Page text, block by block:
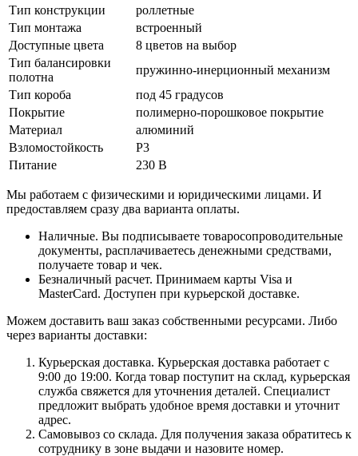
Тип конструкции
роллетные
Тип монтажа
встроенный
Доступные цвета
8 цветов на выбор
Тип балансировки
полотна
пружинно-инерционный механизм
Тип короба
под 45 градусов
Покрытие
полимерно-порошковое покрытие
Материал
алюминий
Взломостойкость
P3
Питание
230 В
Мы работаем с физическими и юридическими лицами. И
предоставляем сразу два варианта оплаты.
Наличные. Вы подписываете товаросопроводительные
документы, расплачиваетесь денежными средствами,
получаете товар и чек.
Безналичный расчет. Принимаем карты Visa и
MasterCard. Доступен при курьерской доставке.
Можем доставить ваш заказ собственными ресурсами. Либо
через варианты доставки:
Курьерская доставка. Курьерская доставка работает с
9:00 до 19:00. Когда товар поступит на склад, курьерская
служба свяжется для уточнения деталей. Специалист
предложит выбрать удобное время доставки и уточнит
адрес.
Самовывоз со склада. Для получения заказа обратитесь к
сотруднику в зоне выдачи и назовите номер.